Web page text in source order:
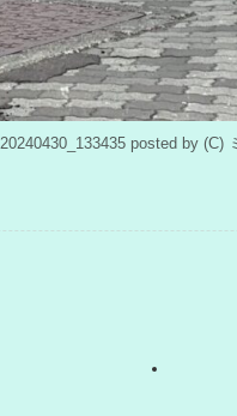
20240430_133435 posted by (C)